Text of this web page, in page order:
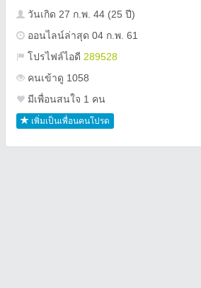
วันเกิด 27 ก.พ. 44 (25 ปี)
ออนไลน์ล่าสุด 04 ก.พ. 61
โปรไฟล์ไอดี 289528
คนเข้าดู 1058
มีเพื่อนสนใจ 1 คน
เพิ่มเป็นเพื่อนคนโปรด